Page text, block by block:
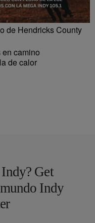
de Hendricks County
de calor
Get
Indy